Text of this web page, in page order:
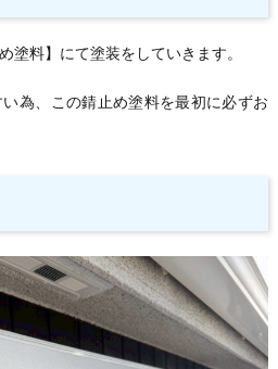
塗料】にて塗装をしていきます。
為、この錆止め塗料を最初に必ずお